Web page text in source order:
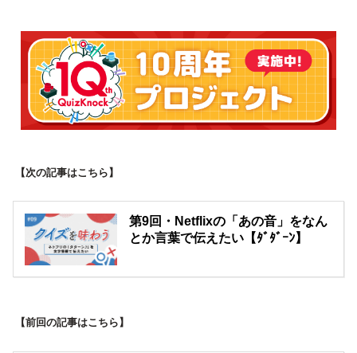
【次の記事はこちら】
第9回・Netflixの「あの音」をなん
とか言葉で伝えたい【ﾀﾞﾀﾞｰﾝ】
【前回の記事はこちら】